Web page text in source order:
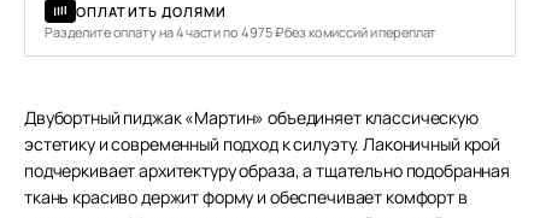
ОПЛАТИТЬ ДОЛЯМИ
Разделите оплату на 4 части по 4 975 ₽ без комиссий и переплат
Двубортный пиджак «Мартин» объединяет классическую
эстетику и современный подход к силуэту. Лаконичный крой
подчеркивает архитектуру образа, а тщательно подобранная
ткань красиво держит форму и обеспечивает комфорт в